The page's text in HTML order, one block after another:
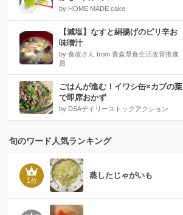
by HOME MADE cake
【減塩】なすと絹揚げのピリ辛お
味噌汁
by 食改さん from 青森県食生活改善推進
員
ごはんが進む！イワシ缶×カブの葉
で即席おかず
by DSAデイリーストックアクション
旬のワード人気ランキング
1位
蒸したじゃがいも